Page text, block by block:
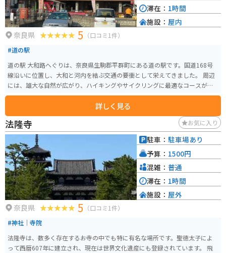
奈良県 5 （口コミ1件）
#道の駅
道の駅 大和路へぐりは、奈良県生駒郡平群町にある道の駅です。国道168号
線沿いに位置し、大和と河内を結ぶ交通の要衝として栄えてきました。 周辺
には、雄大な自然が広がり、ハイキングやサイクリングに最適なコースが整
備されています。道の駅には、地元の新鮮な農産物や特産品を販売する直売
所や、地元食材を使った料理が味わえるレストランがあります。 バイクで訪
れる際は、広々とした駐車場があるので安心です。また、周辺には、信貴生
駒スカイラインなど、景色を楽しむことができるワインディングロードも多
いため、ツーリングの拠点としても最適です。 道の駅 大和路へぐり周辺に
は、歴史的な観光スポットも多く点在しています。特に、聖徳太子ゆかりの
寺院である信貴山朝護孫子寺は、迫力のある張子の虎で知られており、一見
の価値があります。
詳しく見る
滞在： 1時間
施設： 屋内
法隆寺 お気に入り
奈良県 5 （口コミ1件）
#神社｜寺院
法隆寺は、数多く存在するお寺の中でも特に有名な場所です。聖徳太子によ
って西暦607年に建立され、現在は世界文化遺産にも登録されています。 飛
駐車： 駐車場あり
予算： 1500円
混雑： 普通
滞在： 1時間
施設： 屋外